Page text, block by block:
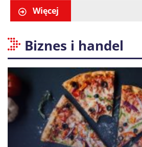
Więcej
Biznes i handel